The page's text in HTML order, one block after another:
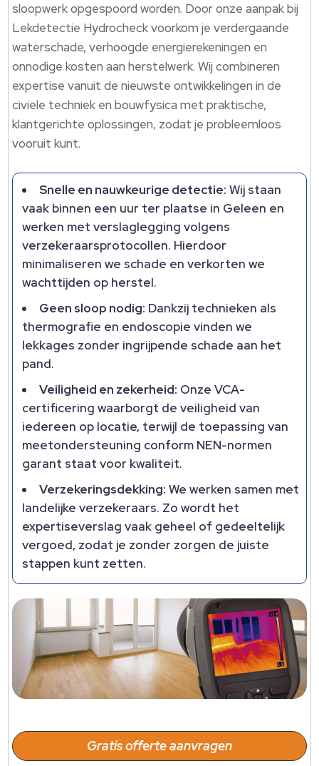
sloopwerk opgespoord worden. Door onze aanpak bij
Lekdetectie Hydrocheck voorkom je verdergaande
waterschade, verhoogde energierekeningen en
onnodige kosten aan herstelwerk. Wij combineren
expertise vanuit de nieuwste ontwikkelingen in de
civiele techniek en bouwfysica met praktische,
klantgerichte oplossingen, zodat je probleemloos
vooruit kunt.
Snelle en nauwkeurige detectie: Wij staan
vaak binnen een uur ter plaatse in Geleen en
werken met verslaglegging volgens
verzekeraarsprotocollen. Hierdoor
minimaliseren we schade en verkorten we
wachttijden op herstel.
Geen sloop nodig: Dankzij technieken als
thermografie en endoscopie vinden we
lekkages zonder ingrijpende schade aan het
pand.
Veiligheid en zekerheid: Onze VCA-
certificering waarborgt de veiligheid van
iedereen op locatie, terwijl de toepassing van
meetondersteuning conform NEN-normen
garant staat voor kwaliteit.
Verzekeringsdekking: We werken samen met
landelijke verzekeraars. Zo wordt het
expertiseverslag vaak geheel of gedeeltelijk
vergoed, zodat je zonder zorgen de juiste
stappen kunt zetten.
Gratis offerte aanvragen